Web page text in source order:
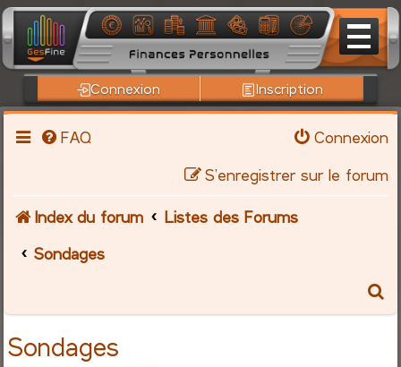
Connexion Inscription
FAQ
Connexion
S’enregistrer sur le forum
Index du forum
Listes des Forums
Sondages
Sondages